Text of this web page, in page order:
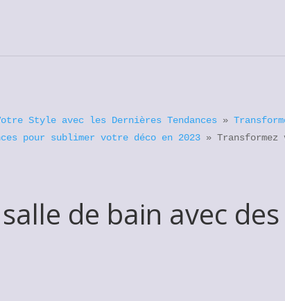
Style avec les Dernières Tendances »
pour sublimer votre déco en 2023 »
de bain avec